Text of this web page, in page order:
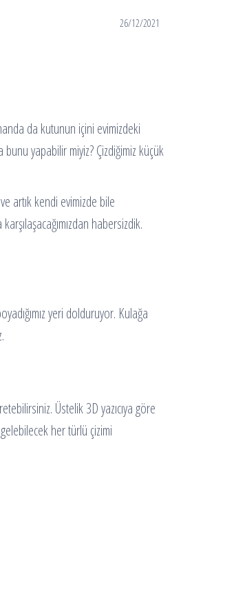
26/12/2021
da kutunun içini evimizdeki
yapabilir miyiz? Çizdiğimiz küçük
artık kendi evimizde bile
habersizdik.
yeri dolduruyor. Kulağa
Üstelik 3D yazıcıya göre
her türlü çizimi